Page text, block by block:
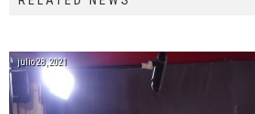
julio 28, 2021